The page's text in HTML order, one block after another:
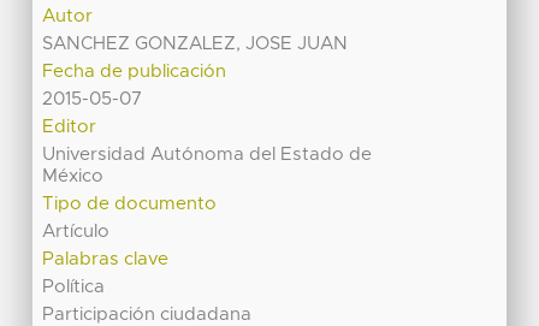
Autor
SANCHEZ GONZALEZ, JOSE JUAN
Fecha de publicación
2015-05-07
Editor
Universidad Autónoma del Estado de
México
Tipo de documento
Artículo
Palabras clave
Política
Participación ciudadana